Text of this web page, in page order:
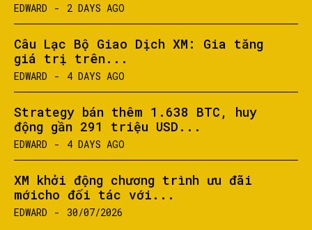
EDWARD - 2 DAYS AGO
Câu Lạc Bộ Giao Dịch XM: Gia tăng
giá trị trên...
EDWARD - 4 DAYS AGO
Strategy bán thêm 1.638 BTC, huy
động gần 291 triệu USD...
EDWARD - 4 DAYS AGO
XM khởi động chương trình ưu đãi
mớicho đối tác với...
EDWARD - 30/07/2026